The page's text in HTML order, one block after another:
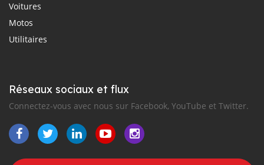
Voitures
Motos
Utilitaires
Réseaux sociaux et flux
Connectez-vous avec nous sur Facebook, YouTube et Twitter.